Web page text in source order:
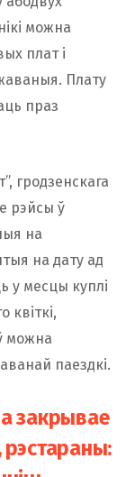
можна
плат і
Плату
праз
гродзенскага
рэйсы ў
на
на дату ад
у месцы куплі
квіткі,
можна
паездкі.
закрывае